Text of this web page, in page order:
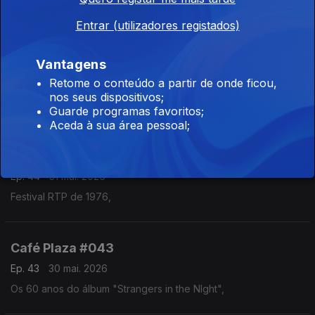
Café Plaza #045
Ep. 45
06 jun. 2026
As 60 edições do Festival da Canção Parte 1
Ep. 44
31 mai. 2026
Festival RTP de 1976,
Café Plaza #043
Ep. 43
30 mai. 2026
Os 60 anos do álbum "Strangers in the NIght",
Entrar (utilizadores registados)
Vantagens
Retome o conteúdo a partir de onde ficou,
nos seus dispositivos;
Guarde programas favoritos;
Aceda à sua área pessoal;